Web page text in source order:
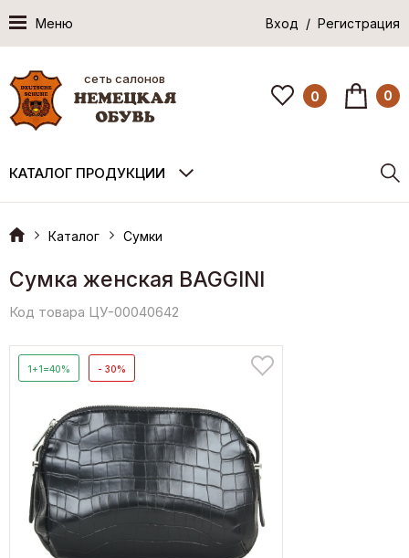
Меню Вход / Регистрация
сеть салонов
0 0
КАТАЛОГ ПРОДУКЦИИ
Каталог Сумки
Сумка женская BAGGINI
Код товара ЦУ-00040642
1+1=40% - 30%